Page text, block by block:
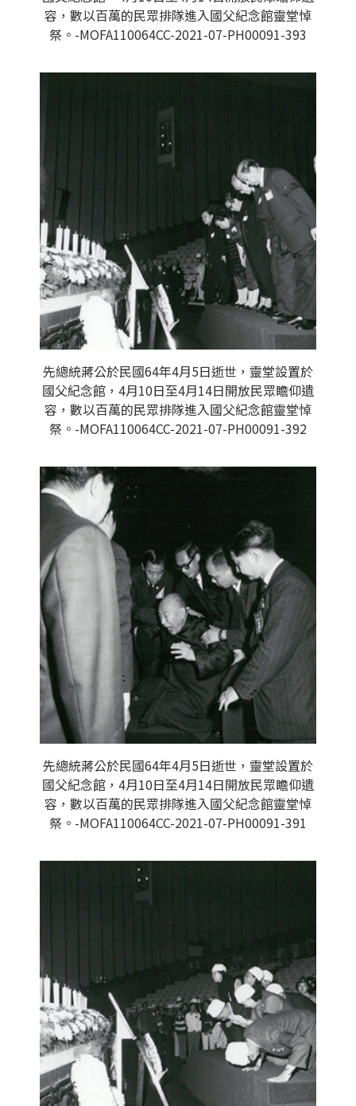
容，數以百萬的民眾排隊進入國父紀念館靈堂悼
祭。-MOFA110064CC-2021-07-PH00091-393
先總統蔣公於民國64年4月5日逝世，靈堂設置於
國父紀念館，4月10日至4月14日開放民眾瞻仰遺
容，數以百萬的民眾排隊進入國父紀念館靈堂悼
祭。-MOFA110064CC-2021-07-PH00091-392
先總統蔣公於民國64年4月5日逝世，靈堂設置於
國父紀念館，4月10日至4月14日開放民眾瞻仰遺
容，數以百萬的民眾排隊進入國父紀念館靈堂悼
祭。-MOFA110064CC-2021-07-PH00091-391